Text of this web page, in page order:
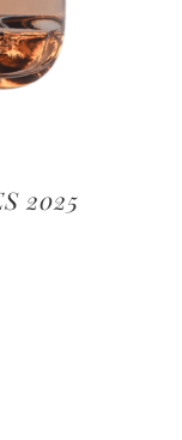
2025